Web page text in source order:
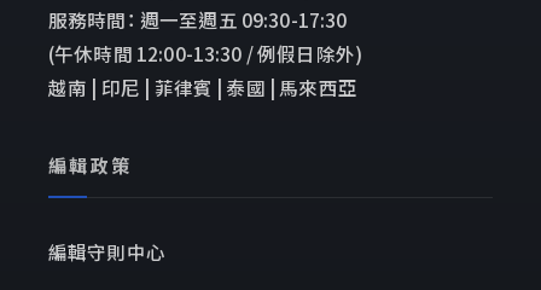
服務時間： 週一至週五 09:30-17:30
(午休時間 12:00-13:30 / 例假日除外)
越南 | 印尼 | 菲律賓 | 泰國 | 馬來西亞
編輯政策
編輯守則中心